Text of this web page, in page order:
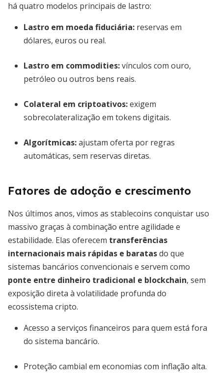
há quatro modelos principais de lastro:
Lastro em moeda fiduciária: reservas em
dólares, euros ou real.
Lastro em commodities:vínculos com ouro,
petróleo ou outros bens reais.
Colateral em criptoativos:exigem
sobrecolateralização em tokens digitais.
Algorítmicas:ajustam oferta por regras
automáticas, sem reservas diretas.
Fatores de adoção e crescimento
Nos últimos anos, vimos as stablecoins conquistar uso
massivo graças à combinação entre agilidade e
estabilidade. Elas oferecem transferências
internacionais mais rápidas e baratasdo que
sistemas bancários convencionais e servem como
ponte entre dinheiro tradicional e blockchain, sem
exposição direta à volatilidade profunda do
ecossistema cripto.
Acesso a serviços financeiros para quem está fora
do sistema bancário.
Proteção cambial em economias com inflação alta.